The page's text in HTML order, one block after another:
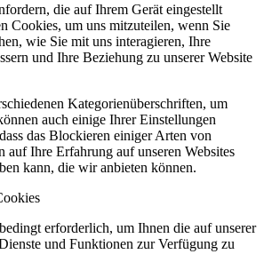
die auf Ihrem Gerät eingestellt
Cookies, um uns mitzuteilen, wenn Sie
wie Sie mit uns interagieren, Ihre
und Ihre Beziehung zu unserer Website
Kategorienüberschriften, um
auch einige Ihrer Einstellungen
das Blockieren einiger Arten von
auf Ihre Erfahrung auf unseren Websites
kann, die wir anbieten können.
erforderlich, um Ihnen die auf unserer
und Funktionen zur Verfügung zu